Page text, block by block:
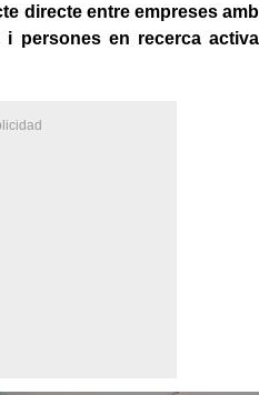
directe entre empreses amb
i persones en recerca activa